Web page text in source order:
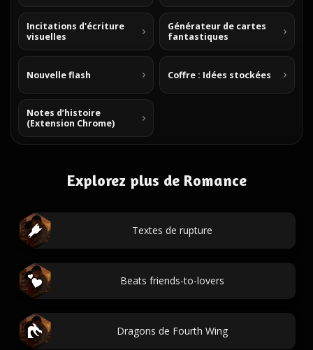
Incitations d'écriture
visuelles
Générateur de cartes
fantastiques
Nouvelle flash Coffre : Idées stockées
Notes d’histoire
(Extension Chrome)
Explorez plus de Romance
Textes de rupture
Beats friends-to-lovers
Dragons de Fourth Wing